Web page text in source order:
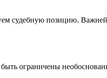
судебную позицию.
ограничены